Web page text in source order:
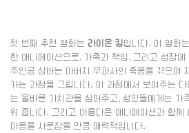
첫 번째 추천 영화는 라이온 킹입니다. 이 영화
한 애니메이션으로, 가족과 책임, 그리고 성장
주인공 심바는 아버지 무파사의 죽음을 겪으며
가는 과정을 그립니다. 이 과정에서 보여주는
는 올바른 가치관을 심어주고, 성인들에게는 가
워 줍니다. 그리고 아름다운 애니메이션과 함께
마음을 사로잡을 만큼 매력적입니다.